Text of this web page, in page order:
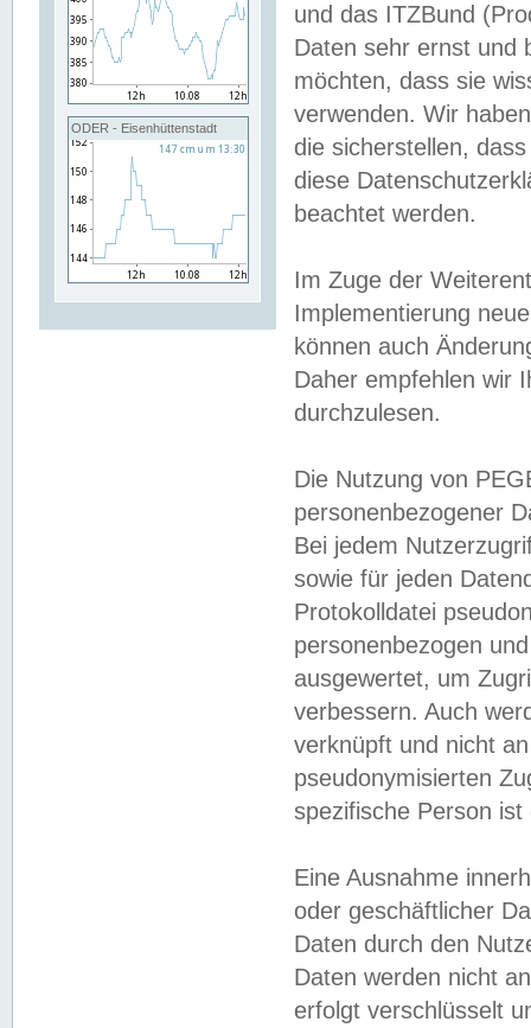
ODER - Eisenhüttenstadt
und das ITZBund
Daten sehr ernst und
möchten, dass sie
verwenden. Wir
die sicherstellen,
diese
beachtet werden.
Im Zuge der
Implementierung
können auch
Daher empfehlen wir
durchzulesen.
Die Nutzung von
personenbezogener
Bei jedem
sowie für jeden
Protokolldatei
personenbezogen
ausgewertet, um
verbessern. Auch
verknüpft und nicht
pseudonymisierten
spezifische Person
Eine Ausnahme
oder geschäftlicher
Daten durch den
Daten werden nicht
erfolgt verschlüsselt